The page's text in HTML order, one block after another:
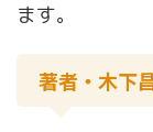
ます。
著者・木下